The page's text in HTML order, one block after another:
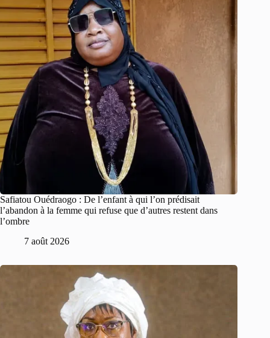
Safiatou Ouédraogo : De l’enfant à qui l’on prédisait
l’abandon à la femme qui refuse que d’autres restent dans
l’ombre
7 août 2026